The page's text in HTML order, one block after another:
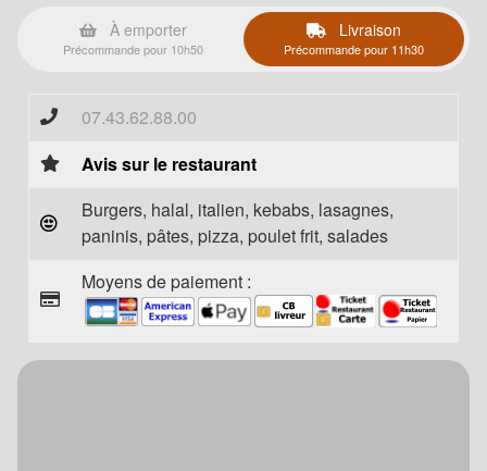
À emporter
Précommande pour 10h50
Livraison
Précommande pour 11h30
07.43.62.88.00
Avis sur le restaurant
Burgers, halal, italien, kebabs, lasagnes,
paninis, pâtes, pizza, poulet frit, salades
Moyens de paiement :